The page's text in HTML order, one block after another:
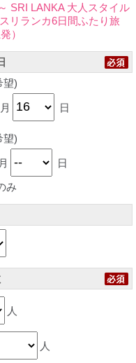
SRI LANKA 大人スタイル
リランカ6日間ふたり旅
）
望)
月 日
望)
月 日
み
人
人